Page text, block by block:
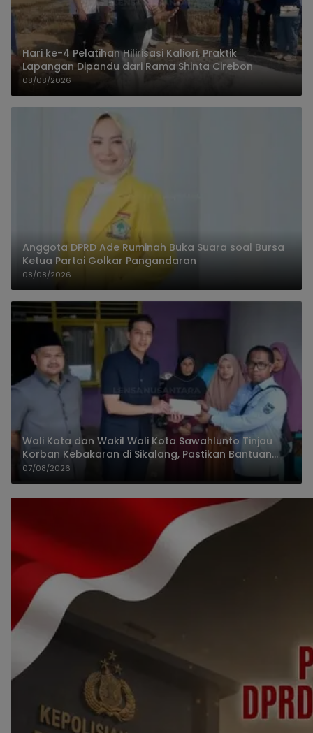
Hari ke-4 Pelatihan Hilirisasi Kaliori, Praktik
Lapangan Dipandu dari Rama Shinta Cirebon
08/08/2026
Anggota DPRD Ade Ruminah Buka Suara soal Bursa
Ketua Partai Golkar Pangandaran
08/08/2026
Wali Kota dan Wakil Wali Kota Sawahlunto Tinjau
Korban Kebakaran di Sikalang, Pastikan Bantuan
dan Perkuat Mitigasi Bencana
07/08/2026